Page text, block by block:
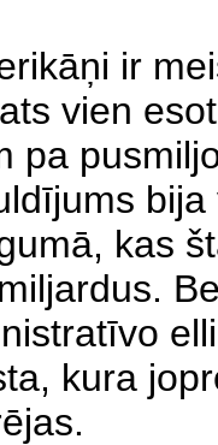
ir
vien
pa
kas
kura